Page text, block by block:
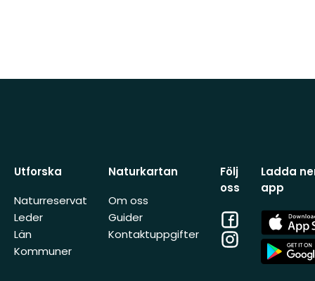
Utforska
Naturreservat
Leder
Län
Kommuner
Naturkartan
Om oss
Guider
Kontaktuppgifter
Följ
oss
Facebook
Instagram
Ladda
app
App
Store
App
Store